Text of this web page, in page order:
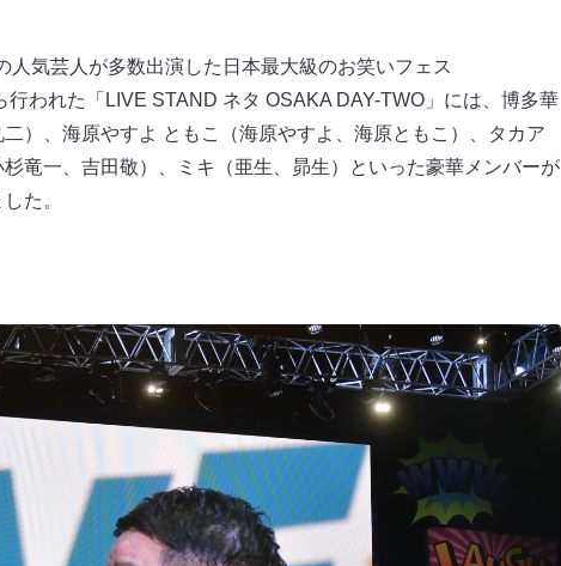
気芸人が多数出演した日本最大級のお笑いフェス
われた「LIVE STAND ネタ OSAKA DAY-TWO」には、博多華
）、海原やすよ ともこ（海原やすよ、海原ともこ）、タカア
竜一、吉田敬）、ミキ（亜生、昴生）といった豪華メンバーが
た。